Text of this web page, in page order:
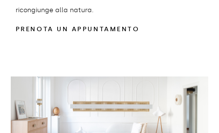
ricongiunge alla natura.
PRENOTA UN APPUNTAMENTO